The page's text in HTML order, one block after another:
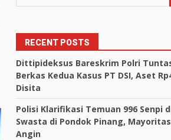
RECENT POSTS
Dittipideksus Bareskrim Polri
Berkas Kedua Kasus PT DSI, Aset
Disita
Polisi Klarifikasi Temuan 996 Senpi
Swasta di Pondok Pinang,
Angin